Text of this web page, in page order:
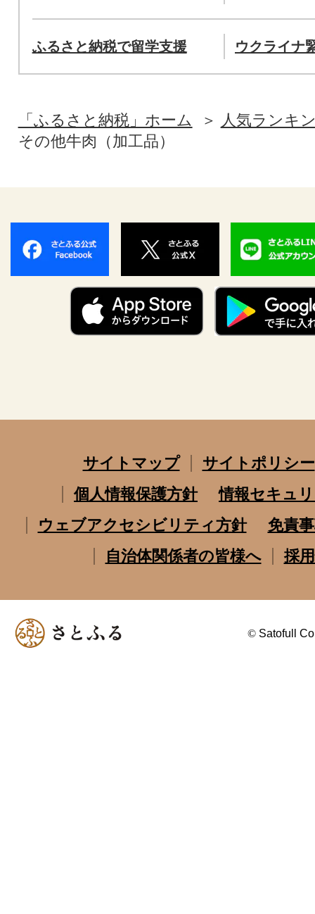
ふるさと納税で留学支援 ウクライナ
「ふるさと納税」ホーム
人気ランキ
その他牛肉（加工品）
サイトマップ
サイトポリシー
個人情報保護方針
情報セキュ
ウェブアクセシビリティ方針
免責
自治体関係者の皆様へ
採
© Satofull